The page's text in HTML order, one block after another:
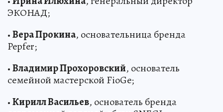
ЭКОНАД;
•Вера Прокина, основательница бренда
Pepfer;
•Владимир Прохоровский, основатель
семейной мастерской FioGe;
•Кирилл Васильев, основатель бренда